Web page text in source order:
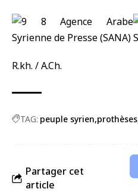
R.kh. / A.Ch.
TAG: peuple syrien prothèses
Partager cet
article